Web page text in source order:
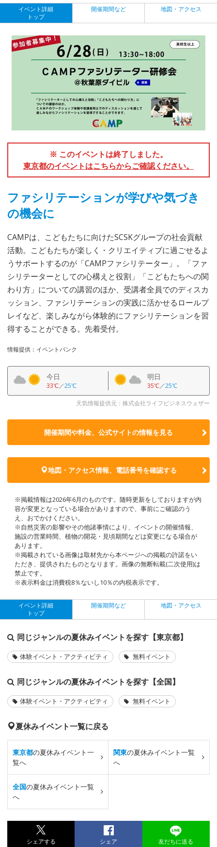
イベント詳細
トップ
開催期間など 地図・アクセス
※ このイベントは終了しました。
東京都のイベントはこちらからご確認ください。
ファシリテーションが学びや気づき
の機会に
CAMPは、こどもたちに向けたSCSKグループの社会貢献
活動。こどもたちが楽しく・クリエイティブに過ごせるよ
うサポートするのが「CAMPファシリテーター」。「ファ
シリテーターとしての心構えと役割」「こどもたちへの関
わり方」についての講習のほか、受講者全員でのディスカ
ッション、ファシリテーションの実践に活かせるロールプ
レイなど、楽しみながら体験的にファシリテーションを習
得することができる。先着受付。
情報提供：イベントバンク
今日
33℃／25℃
明日
35℃／25℃
天気情報提供元：株式会社ライフビジネスウェザー
開催期間や料金、公式サイトの情報を見る
地図・アクセス情報、電話番号を確認する
※掲載情報は2026年6月のものです。随時更新をしておりますが内
容が変更となっている場合がありますので、事前にご確認のう
え、おでかけください。
※自然災害の影響やその他諸事情により、イベントの開催情報、
施設の営業時間、植物の開花・見頃期間などは変更になる場合が
あります。
※掲載されている画像は取材先から本ページへの掲載の許諾をい
ただき、提供されたものとなります。画像の無断転載(二次使用)は
禁止です。
※表示料金は消費税8％ないし10％の内税表示です。
イベント詳細
トップ
開催期間など 地図・アクセス
同じジャンルの夏休みイベントを探す【東京都】
体験イベント・アクティビティ 無料イベント
同じジャンルの夏休みイベントを探す【全国】
体験イベント・アクティビティ 無料イベント
夏休みイベント一覧に戻る
東京都の夏休みイベント一
覧へ
関東の夏休みイベント一覧
へ
全国の夏休みイベント一覧
へ
シェアする シェア 友だちに送る